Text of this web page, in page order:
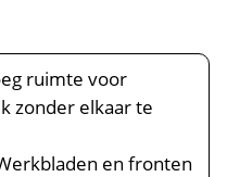
ruimte voor
zonder elkaar te
en fronten